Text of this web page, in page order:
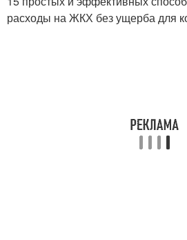
расходы на ЖКХ без ущерба для